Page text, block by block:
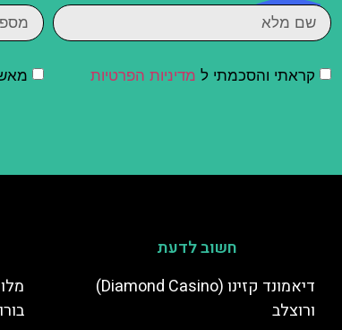
קראתי והסכמתי ל מדיניות הפרטיות
חשוב לדעת
דיאמונד קזינו (Diamond Casino)
ורוצלב